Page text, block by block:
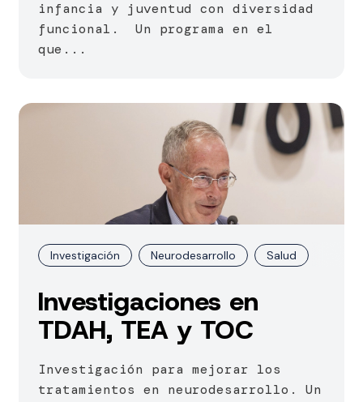
infancia y juventud con diversidad
funcional. Un programa en el
que...
Investigaciones en
TDAH, TEA y TOC
Investigación Neurodesarrollo Salud
Investigación para mejorar los
tratamientos en neurodesarrollo. Un